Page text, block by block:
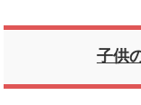
子供